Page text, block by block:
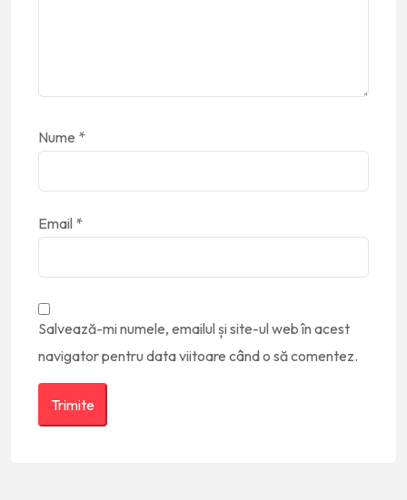
Nume *
Email *
Salvează-mi numele, emailul și site-ul web în acest
navigator pentru data viitoare când o să comentez.